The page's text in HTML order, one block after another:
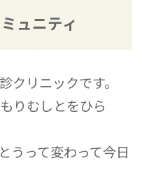
ュニティ
クリニックです。
りむしとをひら
うって変わって今日